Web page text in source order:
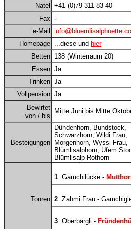
Natel
+41 (0)79 311 83 40
Fax -
e-Mail
Homepage ...diese und hier
Betten 138 (Winterraum 20)
Essen Ja
Trinken Ja
Vollpension Ja
Bewirtet
von / bis
Mitte Juni bis Mitte
Besteigungen
Dündenhorn, Bundstock,
Schwarzhorn, Wildi Frau,
Morgenhorn, Wyssi Frau,
Blümlisalphorn, Ufem
Blümlisalp-Rothorn
Touren
1. Gamchilücke -
2. Zahmi Frau -
3. Oberbärgli -